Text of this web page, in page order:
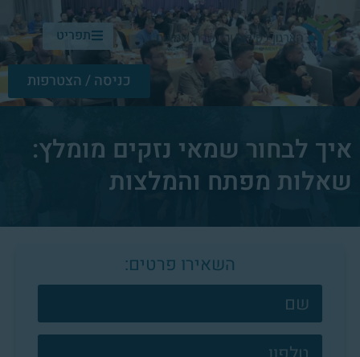
תפריט
כניסה / הצטרפות
איך לבחור שמאי נזקים מומלץ:
שאלות מפתח והמלצות
השאירו פרטים:
צרו
קשר
פוטר